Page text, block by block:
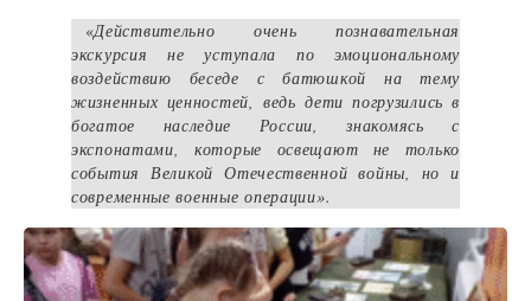
«Действительно очень познавательная
экскурсия не уступала по эмоциональному
воздействию беседе с батюшкой на тему
жизненных ценностей, ведь дети погрузились в
богатое наследие России, знакомясь с
экспонатами, которые освещают не только
события Великой Отечественной войны, но и
современные военные операции».